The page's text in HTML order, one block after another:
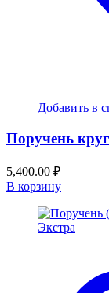
Добавить в
Поручень
5,400.00 ₽
В корзину